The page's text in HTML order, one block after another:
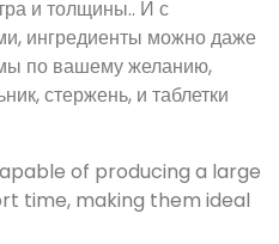
различного диаметра и
штампами,
в разные формы
круглый, треугольник,
формы.
производства
за короткое время. ,что
производства